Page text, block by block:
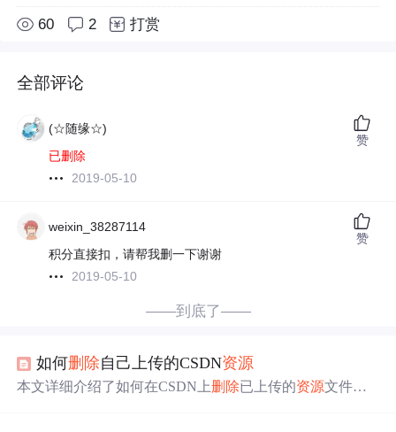
60 2 打赏
全部评论
(☆随缘☆)
已删除
2019-05-10
赞
weixin_38287114
积分直接扣，请帮我删一下谢谢
2019-05-10
赞
——到底了——
如何删除自己上传的CSDN资源
本文详细介绍了如何在CSDN上删除已上传的资源文件，